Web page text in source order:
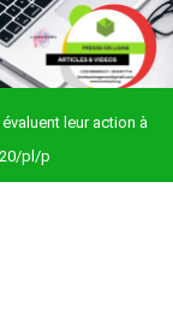
leur action à
pl/p